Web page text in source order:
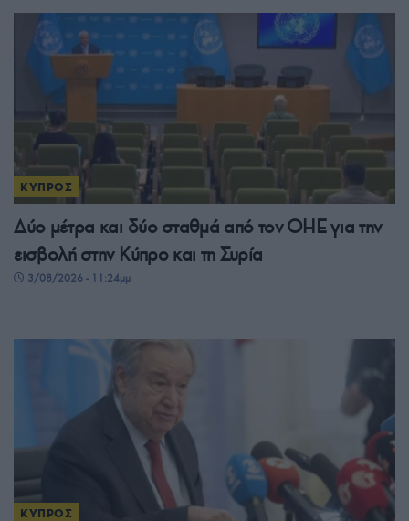
ΚΥΠΡΟΣ
Δύο μέτρα και δύο σταθμά από τον ΟΗΕ για την
εισβολή στην Κύπρο και τη Συρία
3/08/2026 - 11:24μμ
ΚΥΠΡΟΣ